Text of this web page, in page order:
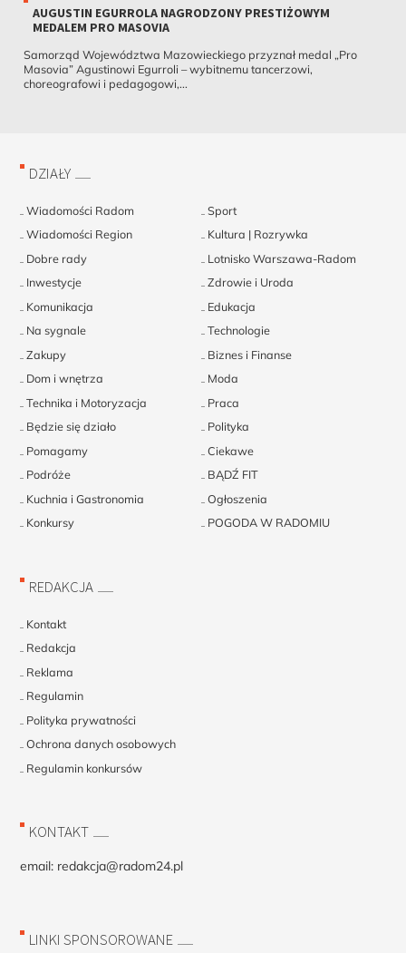
AUGUSTIN EGURROLA NAGRODZONY PRESTIŻOWYM
MEDALEM PRO MASOVIA
Samorząd Województwa Mazowieckiego przyznał medal „Pro
Masovia” Agustinowi Egurroli – wybitnemu tancerzowi,
choreografowi i pedagogowi,...
DZIAŁY
Wiadomości Radom
Sport
Wiadomości Region
Kultura | Rozrywka
Dobre rady
Lotnisko Warszawa-Radom
Inwestycje
Zdrowie i Uroda
Komunikacja
Edukacja
Na sygnale
Technologie
Zakupy
Biznes i Finanse
Dom i wnętrza
Moda
Technika i Motoryzacja
Praca
Będzie się działo
Polityka
Pomagamy
Ciekawe
Podróże
BĄDŹ FIT
Kuchnia i Gastronomia
Ogłoszenia
Konkursy
POGODA W RADOMIU
REDAKCJA
Kontakt
Redakcja
Reklama
Regulamin
Polityka prywatności
Ochrona danych osobowych
Regulamin konkursów
KONTAKT
email: redakcja@radom24.pl
LINKI SPONSOROWANE